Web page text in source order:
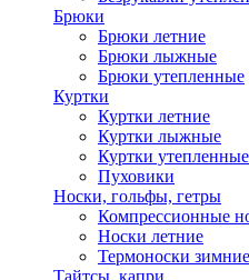
Брюки
Брюки летние
Брюки лыжные
Брюки утепленные
Куртки
Куртки летние
Куртки лыжные
Куртки утепленные
Пуховики
Носки, гольфы, гетры
Компрессионные
Носки летние
Термоноски зимние
Тайтсы, капри